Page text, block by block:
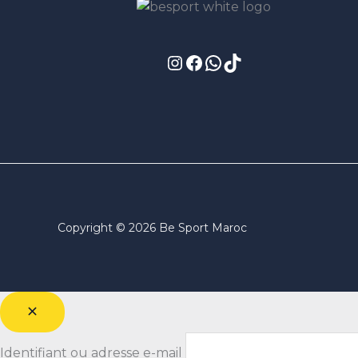
Copyright © 2026 Be Sport Maroc
Identifiant ou adresse e-mail